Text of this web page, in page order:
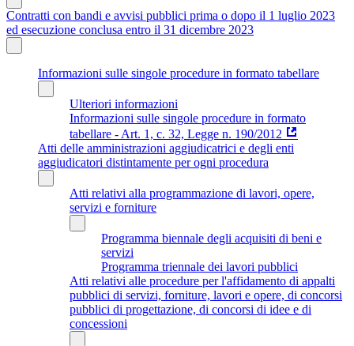
Contratti con bandi e avvisi pubblici prima o dopo il 1 luglio 2023
ed esecuzione conclusa entro il 31 dicembre 2023
Informazioni sulle singole procedure in formato tabellare
Ulteriori informazioni
Informazioni sulle singole procedure in formato
tabellare - Art. 1, c. 32, Legge n. 190/2012
Atti delle amministrazioni aggiudicatrici e degli enti
aggiudicatori distintamente per ogni procedura
Atti relativi alla programmazione di lavori, opere,
servizi e forniture
Programma biennale degli acquisiti di beni e
servizi
Programma triennale dei lavori pubblici
Atti relativi alle procedure per l'affidamento di appalti
pubblici di servizi, forniture, lavori e opere, di concorsi
pubblici di progettazione, di concorsi di idee e di
concessioni